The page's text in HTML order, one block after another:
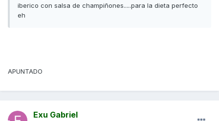
iberico con salsa de champiñones.....para la dieta perfecto
eh
APUNTADO
Exu Gabriel